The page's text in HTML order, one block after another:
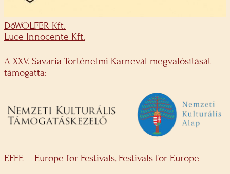
DöWOLFER Kft.
Luce Innocente Kft.
A XXV. Savaria Történelmi Karnevál megvalósítását
támogatta:
EFFE – Europe for Festivals, Festivals for Europe